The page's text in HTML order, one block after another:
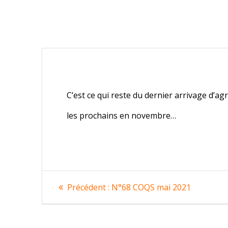
C’est ce qui reste du dernier arrivage
les prochains en novembre…
Navigation
de
Précédent : Article
N°68 COQS mai 2021